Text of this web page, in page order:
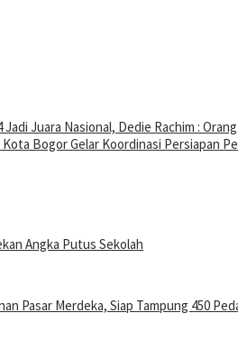
Jadi Juara Nasional, Dedie Rachim :
Bogor Gelar Koordinasi Persiapan
Angka Putus Sekolah
Pasar Merdeka, Siap Tampung 450